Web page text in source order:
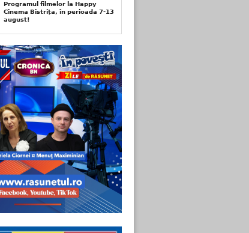
Programul filmelor la Happy
Cinema Bistrița, în perioada 7-13
august!